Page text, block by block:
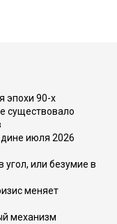
эпохи 90-х
существовало
июля 2026
угол, или безумие в
меняет
механизм